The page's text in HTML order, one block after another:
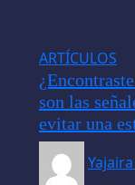
ARTÍCULOS
son las
evitar una